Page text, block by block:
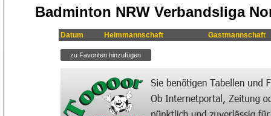
Badminton NRW Verbandsliga
Datum Heimmannschaft Gastmannschaft